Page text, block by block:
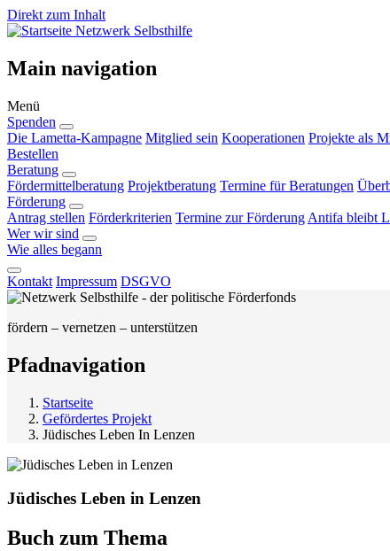
Direkt zum Inhalt
Netzwerk Selbsthilfe
Main navigation
Menü
Spenden
Die Lametta-Kampagne Mitglied sein Kooperationen Projekte als
Bestellen
Beratung
Fördermittelberatung Projektberatung Termine für Beratungen
Förderung
Antrag stellen Förderkriterien Termine zur Förderung Antifa bleibt
Wer wir sind
Wie alles begann
Kontakt Impressum DSGVO
fördern – vernetzen – unterstützen
Pfadnavigation
Startseite
Gefördertes Projekt
Jüdisches Leben In Lenzen
Jüdisches Leben in Lenzen
Buch zum Thema